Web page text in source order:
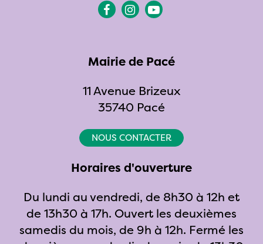
Lien
vers
compte
Facebook
Lien
vers
compte
Instagram
Lien
chaîne
Youtube
Mairie de Pacé
11 Avenue Brizeux
35740 Pacé
NOUS CONTACTER
Horaires d'ouverture
Du lundi au vendredi, de 8h30 à 12h et
de 13h30 à 17h. Ouvert les deuxièmes
samedis du mois, de 9h à 12h. Fermé les